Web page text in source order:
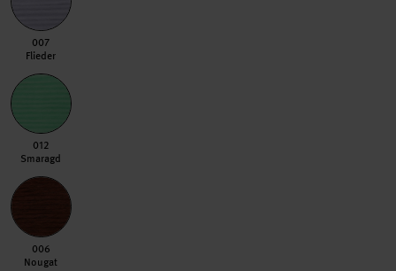
007 Flieder
007
Flieder
012 Smaragd
012
Smaragd
006 Nougat
006
Nougat